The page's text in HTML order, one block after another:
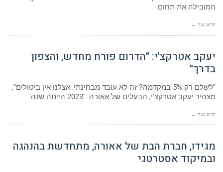
המובילה את תחום
קרא עוד ←
יעקב אטרקצ'י: "הדרום פורח מחדש, והצפון
בדרך"
"לשלם רק 5% במקדמה? זה לא עובד מבחינתי. אצלנו אין ביטולים",
מצהיר יעקב אטרקצ'י, הבעלים של אאורה. "2023 הייתה שנה
קרא עוד ←
מגידו, חברת הבת של אאורה, מתחדשת בהנהגה
ובמיקוד אסטרטגי